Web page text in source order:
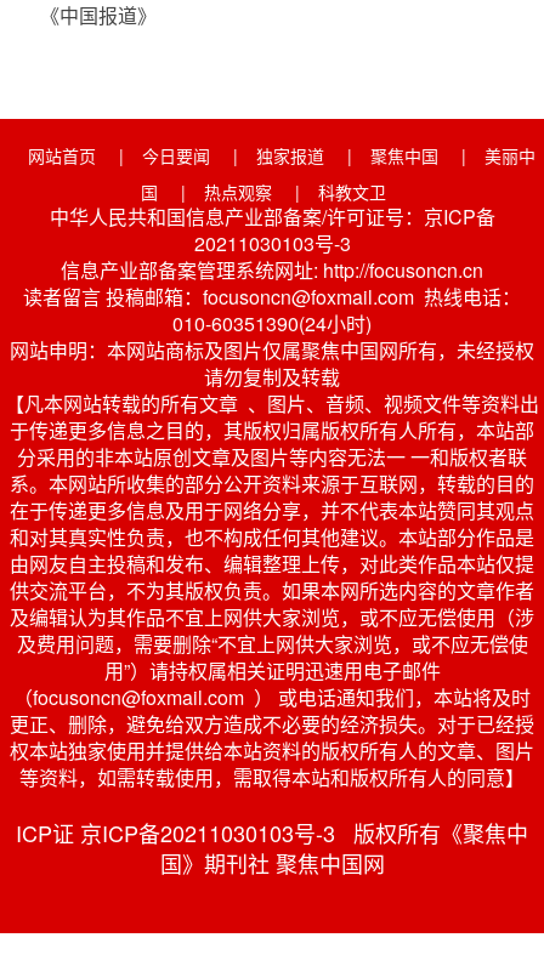
《中国报道》
网站首页 | 今日要闻 | 独家报道 | 聚焦中国 |
美丽中
国
| 热点观察 | 科教文卫
中华人民共和国信息产业部备案/许可证号：京ICP备
20211030103号-3
信息产业部备案管理系统网址: http://focusoncn.cn
读者留言 投稿邮箱：focusoncn@foxmail.com 热线电话：
010-60351390(24小时)
网站申明：本网站商标及图片仅属聚焦中国网所有，未经授权
请勿复制及转载
【凡本网站转载的所有文章 、图片、音频、视频文件等资料出
于传递更多信息之目的，其版权归属版权所有人所有，本站部
分采用的非本站原创文章及图片等内容无法一 一和版权者联
系。本网站所收集的部分公开资料来源于互联网，转载的目的
在于传递更多信息及用于网络分享，并不代表本站赞同其观点
和对其真实性负责，也不构成任何其他建议。本站部分作品是
由网友自主投稿和发布、编辑整理上传，对此类作品本站仅提
供交流平台，不为其版权负责。如果本网所选内容的文章作者
及编辑认为其作品不宜上网供大家浏览，或不应无偿使用（涉
及费用问题，需要删除“不宜上网供大家浏览，或不应无偿使
用”）请持权属相关证明迅速用电子邮件
（focusoncn@foxmail.com ） 或电话通知我们，本站将及时
更正、删除，避免给双方造成不必要的经济损失。对于已经授
权本站独家使用并提供给本站资料的版权所有人的文章、图片
等资料，如需转载使用，需取得本站和版权所有人的同意】
ICP证 京ICP备20211030103号-3 版权所有《聚焦中
国》期刊社 聚焦中国网